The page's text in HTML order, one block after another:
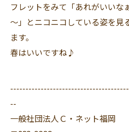
フレットをみて「あれがいい
～」とニコニコしている姿を見
ます。
春はいいですね♪
--
一般社団法人Ｃ・ネット福岡